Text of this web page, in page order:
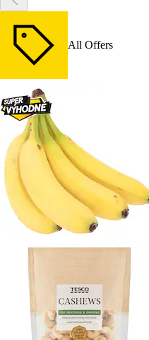
All Offers